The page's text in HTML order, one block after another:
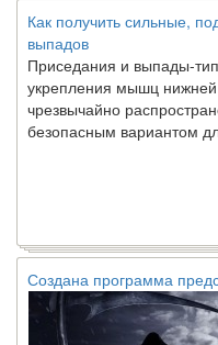
Как получить сильные,
выпадов
Приседания и выпады-
укрепления мышц
чрезвычайно
безопасным вариантом
Создана программа